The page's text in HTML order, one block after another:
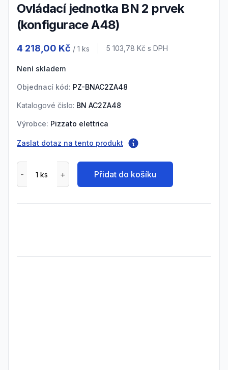
Ovládací jednotka BN 2 prvek
(konfigurace A48)
4 218,00 Kč / 1 ks Cena s DPH
5 103,78 Kč s DPH
Není skladem
Objednací kód: PZ-BNAC2ZA48
Katalogové číslo: BN AC2ZA48
Výrobce: Pizzato elettrica
Zaslat dotaz na tento produkt
Přidat do košíku